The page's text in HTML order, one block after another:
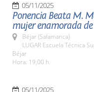
05/11/2025
Ponencia Beata M.
mujer enamorada
Béjar (Salamanca)
LUGAR Escuela Técnica
Béjar
Hora: 19,00 h.
05/11/2025